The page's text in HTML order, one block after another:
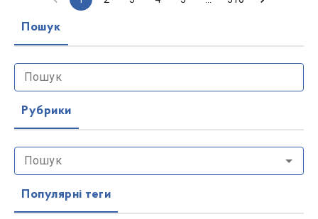
Пошук
Пошук
Рубрики
Пошук
Популярні теги